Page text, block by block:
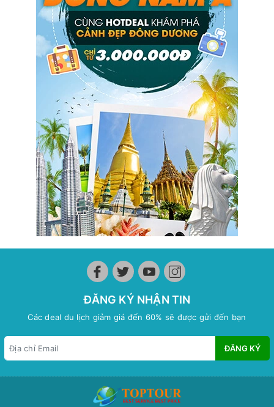
ĐĂNG KÝ NHẬN TIN
Các deal du lịch giảm giá đến 60% sẽ được gửi đến bạn
ĐĂNG KÝ